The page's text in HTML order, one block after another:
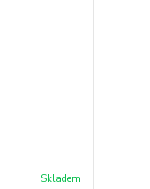
Skladem